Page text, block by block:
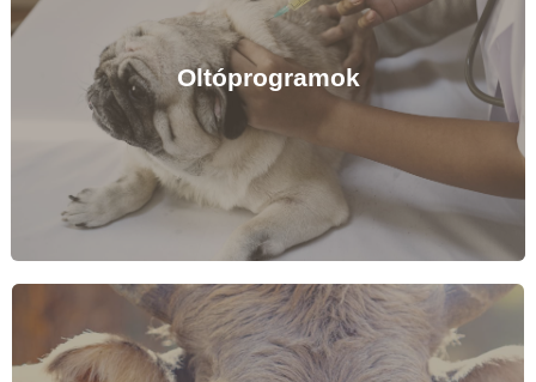
Oltóprogramok
Szurival a boldogságért